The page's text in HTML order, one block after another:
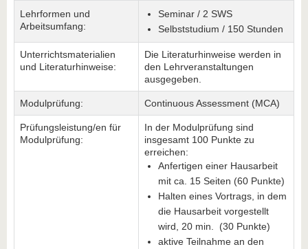
Lehrformen und
Arbeitsumfang:
Seminar / 2 SWS
Selbststudium / 150 Stunden
Unterrichtsmaterialien
und Literaturhinweise:
Die Literaturhinweise werden in
den Lehrveranstaltungen
ausgegeben.
Modulprüfung: Continuous Assessment (MCA)
Prüfungsleistung/en für
Modulprüfung:
In der Modulprüfung sind
insgesamt 100 Punkte zu
erreichen:
Anfertigen einer Hausarbeit
mit ca. 15 Seiten (60 Punkte)
Halten eines Vortrags, in dem
die Hausarbeit vorgestellt
wird, 20 min. (30 Punkte)
aktive Teilnahme an den